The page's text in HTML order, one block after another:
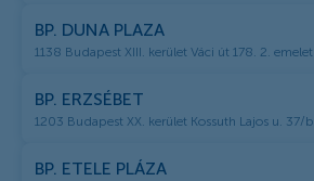
BP. DUNA PLAZA
1138 Budapest XIII. kerület Váci út 178. 2. emelet
BP. ERZSÉBET
1203 Budapest XX. kerület Kossuth Lajos u. 37/b
BP. ETELE PLÁZA